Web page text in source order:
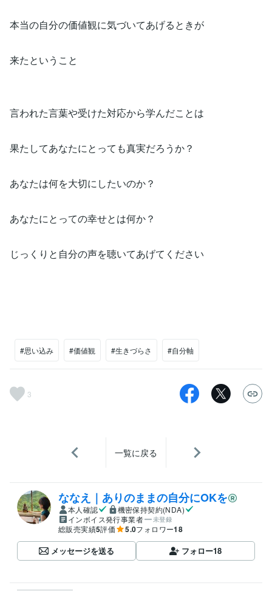
本当の自分の価値観に気づいてあげるときが
来たということ
言われた言葉や受けた対応から学んだことは
果たしてあなたにとっても真実だろうか？
あなたは何を大切にしたいのか？
あなたにとっての幸せとは何か？
じっくりと自分の声を聴いてあげてください
#思い込み #価値観 #生きづらさ #自分軸
3
一覧に戻る
ななえ｜ありのままの自分にOKを
本人確認
機密保持契約(NDA)
インボイス発行事業者
未登録
総販売実績5評価 5.0フォロワー18
メッセージを送る フォロー18